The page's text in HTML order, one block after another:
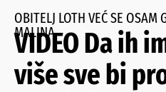
OBITELJ LOTH VEĆ SE OSAM
MALINA
VIDEO Da ih
više sve bi